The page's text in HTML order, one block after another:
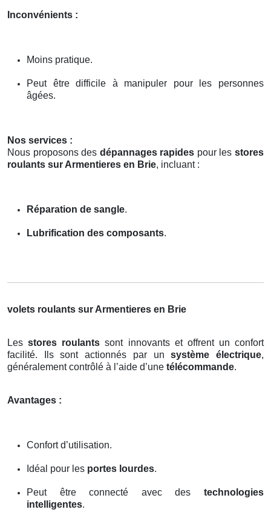
Inconvénients :
Moins pratique.
Peut être difficile à manipuler pour les personnes
âgées.
Nos services :
Nous proposons des dépannages rapides pour lesstores
roulants sur Armentieres en Brie, incluant :
Réparation de sangle.
Lubrification des composants.
volets roulants sur Armentieres en Brie
Lesstores roulants sont innovants et offrent un confort
facilité. Ils sont actionnés par unsystème électrique,
généralement contrôlé à l’aide d’une télécommande.
Avantages :
Confort d’utilisation.
Idéal pour les portes lourdes.
Peut être connecté avec des technologies
intelligentes.